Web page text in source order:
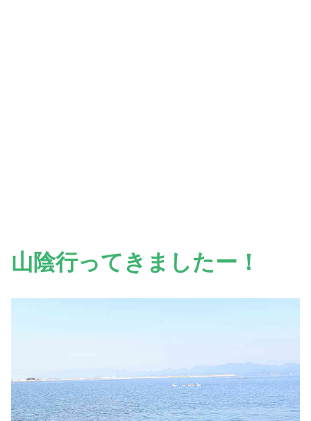
山陰行ってきましたー！